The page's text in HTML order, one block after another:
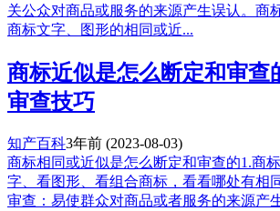
关公众对商品或服务的来源产生误认。商
商标文字、图形的相同或近...
商标近似是怎么断定和审查
审查技巧
知产百科3年前 (2023-08-03)
商标相同或近似是怎么断定和审查的1.商
字、看图形、看组合商标，看看哪处有相
审查：易使群众对商品或者服务的来源产